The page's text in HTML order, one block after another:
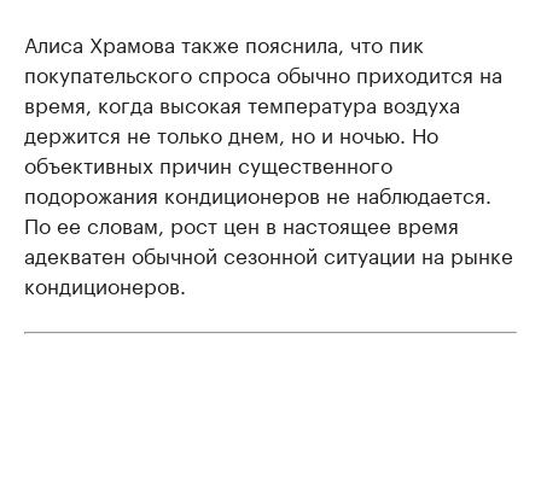
Алиса Храмова также пояснила, что пик
покупательского спроса обычно приходится на
время, когда высокая температура воздуха
держится не только днем, но и ночью. Но
объективных причин существенного
подорожания кондиционеров не наблюдается.
По ее словам, рост цен в настоящее время
адекватен обычной сезонной ситуации на рынке
кондиционеров.